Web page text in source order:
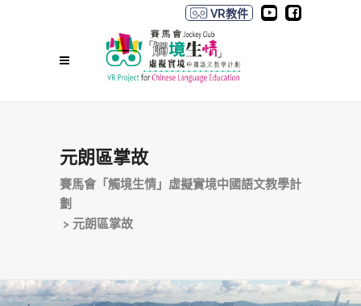
VR教件
元朗區掌故
賽馬會「觸境生情」虛擬實境中國語文教學計
劃
> 元朗區掌故